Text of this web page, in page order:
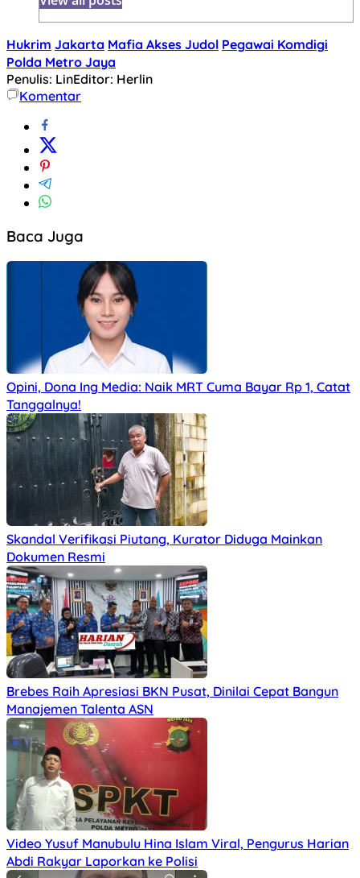
Hukrim Jakarta Mafia Akses Judol Pegawai Komdigi
Polda Metro Jaya
Penulis: LinEditor: Herlin
Komentar
Baca Juga
Opini, Dona Ing Media: Naik MRT Cuma Bayar Rp 1, Catat
Tanggalnya!
Skandal Verifikasi Piutang, Kurator Diduga Mainkan
Dokumen Resmi
Brebes Raih Apresiasi BKN Pusat, Dinilai Cepat Bangun
Manajemen Talenta ASN
Video Yusuf Manubulu Hina Islam Viral, Pengurus Harian
Abdi Rakyar Laporkan ke Polisi